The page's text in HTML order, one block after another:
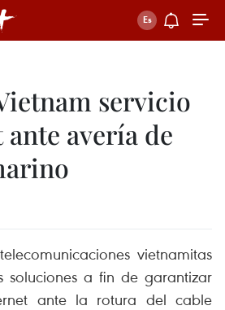
servicio
avería de
vietnamitas
soluciones a fin de garantizar
ante la rotura del cable